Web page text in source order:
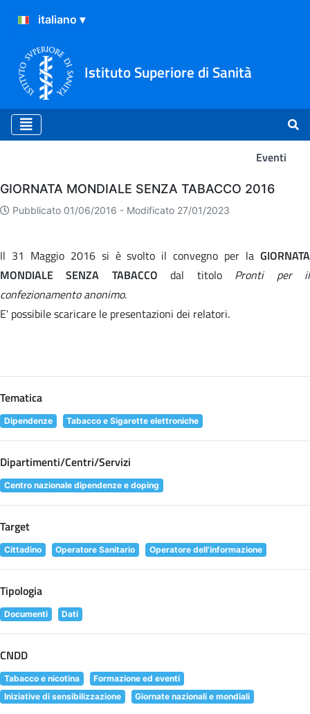
Istituto Superiore di Sanità
Eventi
Eventi
GIORNATA MONDIALE SENZA TABACCO 2016
Pubblicato 01/06/2016 - Modificato 27/01/2023
Il 31 Maggio 2016 si è svolto il convegno per la GIORNATA
MONDIALE SENZA TABACCOdal titolo Pronti per il
confezionamento anonimo.
E' possibile scaricare le presentazioni dei relatori.
Tematica
Dipendenze Tabacco e Sigarette elettroniche
Dipartimenti/Centri/Servizi
Centro nazionale dipendenze e doping
Target
Cittadino Operatore Sanitario Operatore dell'informazione
Tipologia
Documenti Dati
CNDD
Tabacco e nicotina
Formazione ed eventi
Iniziative di sensibilizzazione
Giornate nazionali e mondiali